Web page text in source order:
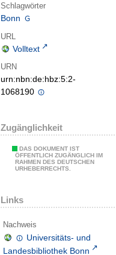
Schlagwörter
Bonn
URL
Volltext
URN
urn:nbn:de:hbz:5:2-
1068190
Zugänglichkeit
DAS DOKUMENT IST
ÖFFENTLICH ZUGÄNGLICH IM
RAHMEN DES DEUTSCHEN
URHEBERRECHTS.
Links
Nachweis
Universitäts- und
Landesbibliothek Bonn